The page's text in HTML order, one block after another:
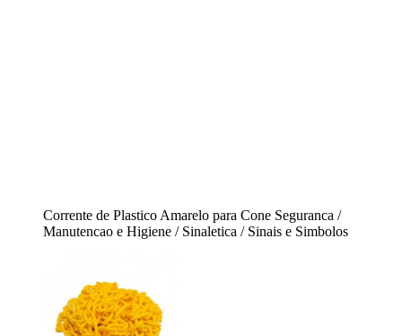
Corrente de Plastico Amarelo para Cone Seguranca /
Manutencao e Higiene / Sinaletica / Sinais e Simbolos